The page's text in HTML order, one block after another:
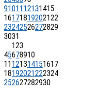
91011 12131415
16171819202122
23242526272829
3031
123
45678910
11 121314151617
18192021222324
252627282930